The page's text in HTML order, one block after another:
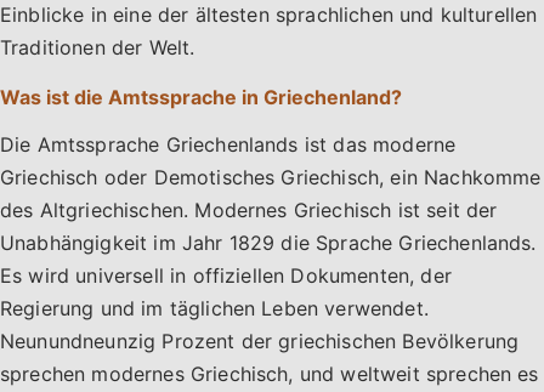
Einblicke in eine der ältesten sprachlichen und kulturellen
Traditionen der Welt.
Was ist die Amtssprache in Griechenland?
Die Amtssprache Griechenlands ist das moderne
Griechisch oder Demotisches Griechisch, ein Nachkomme
des Altgriechischen. Modernes Griechisch ist seit der
Unabhängigkeit im Jahr 1829 die Sprache Griechenlands.
Es wird universell in offiziellen Dokumenten, der
Regierung und im täglichen Leben verwendet.
Neunundneunzig Prozent der griechischen Bevölkerung
sprechen modernes Griechisch, und weltweit sprechen es